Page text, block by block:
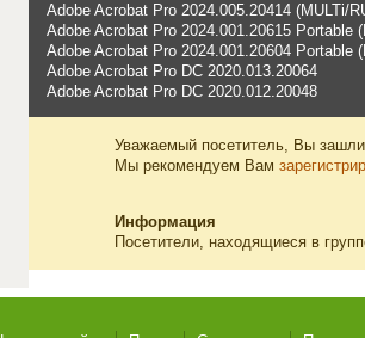
Adobe Acrobat Pro 2024.005.20414 (MULTi/
Adobe Acrobat Pro 2024.001.20615 Portable
Adobe Acrobat Pro 2024.001.20604 Portable
Adobe Acrobat Pro DC 2020.013.20064
Adobe Acrobat Pro DC 2020.012.20048
Уважаемый посетитель, Вы зашли
Мы рекомендуем Вам
Информация
Посетители, находящиеся в